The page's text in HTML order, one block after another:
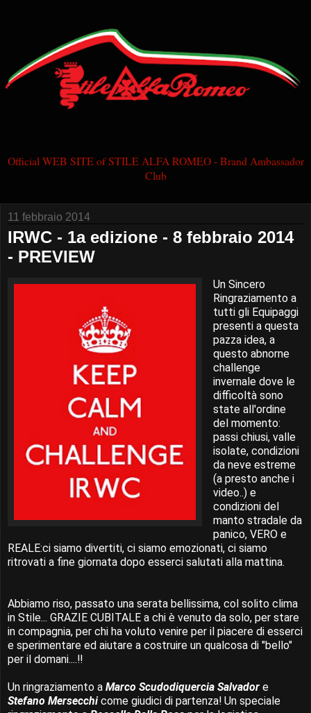
Official WEB SITE of STILE ALFA ROMEO - Brand Ambassador
Club
11 febbraio 2014
IRWC - 1a edizione - 8 febbraio 2014
- PREVIEW
Un Sincero
Ringraziamento a
tutti gli Equipaggi
presenti a questa
pazza idea, a
questo abnorne
challenge
invernale dove le
difficoltà sono
state all'ordine
del momento:
passi chiusi, valle
isolate, condizioni
da neve estreme
(a presto anche i
video..) e
condizioni del
manto stradale da
panico, VERO e
REALE:ci siamo divertiti, ci siamo emozionati, ci siamo
ritrovati a fine giornata dopo esserci salutati alla mattina.
Abbiamo riso, passato una serata bellissima, col solito clima
in Stile... GRAZIE CUBITALE a chi è venuto da solo, per stare
in compagnia, per chi ha voluto venire per il piacere di esserci
e sperimentare ed aiutare a costruire un qualcosa di "bello"
per il domani....!!
Un ringraziamento a Marco Scudodiquercia Salvador e
Stefano Mersecchicome giudici di partenza! Un speciale